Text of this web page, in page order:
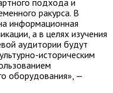
подхода и
ракурса. В
информационная
а в целях изучения
аудитории будут
историческим
оборудования», —